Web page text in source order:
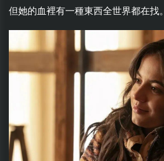
但她的血裡有一種東西全世界都在找。